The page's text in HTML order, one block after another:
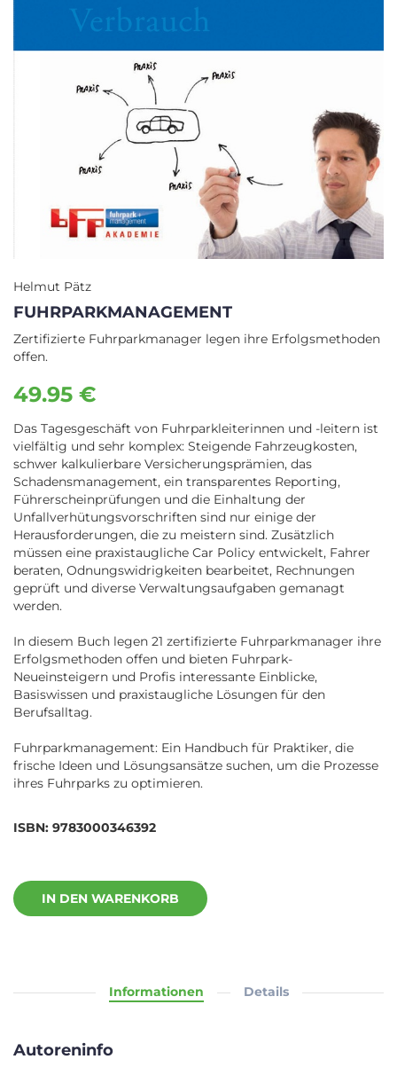
Helmut Pätz
FUHRPARKMANAGEMENT
Zertifizierte Fuhrparkmanager legen ihre Erfolgsmethoden
offen.
49.95 €
Das Tagesgeschäft von Fuhrparkleiterinnen und -leitern ist
vielfältig und sehr komplex: Steigende Fahrzeugkosten,
schwer kalkulierbare Versicherungsprämien, das
Schadensmanagement, ein transparentes Reporting,
Führerscheinprüfungen und die Einhaltung der
Unfallverhütungsvorschriften sind nur einige der
Herausforderungen, die zu meistern sind. Zusätzlich
müssen eine praxistaugliche Car Policy entwickelt, Fahrer
beraten, Odnungswidrigkeiten bearbeitet, Rechnungen
geprüft und diverse Verwaltungsaufgaben gemanagt
werden.
In diesem Buch legen 21 zertifizierte Fuhrparkmanager ihre
Erfolgsmethoden offen und bieten Fuhrpark-
Neueinsteigern und Profis interessante Einblicke,
Basiswissen und praxistaugliche Lösungen für den
Berufsalltag.
Fuhrparkmanagement: Ein Handbuch für Praktiker, die
frische Ideen und Lösungsansätze suchen, um die Prozesse
ihres Fuhrparks zu optimieren.
ISBN: 9783000346392
IN DEN WARENKORB
Informationen Details
Autoreninfo